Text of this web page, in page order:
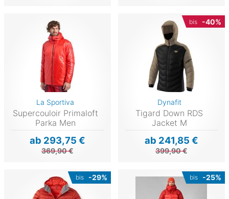
La Sportiva
Supercouloir Primaloft
Parka Men
ab 293,75 €
369,90 €
bis -40%
Dynafit
Tigard Down RDS
Jacket M
ab 241,85 €
399,90 €
bis -29% bis -25%